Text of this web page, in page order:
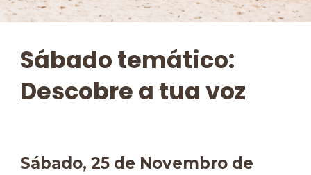
Sábado temático:
Descobre a tua voz
Sábado, 25 de Novembro de